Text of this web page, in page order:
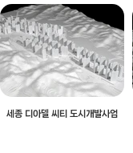
세종 디아델 씨티 도시개발사업